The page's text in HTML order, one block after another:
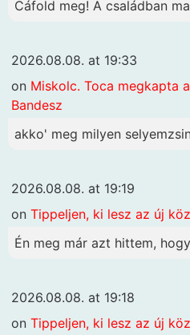
Cáfold meg! A családban
2026.08.08. at 19:33
on Miskolc. Toca megkapta
Bandesz
akko' meg milyen
2026.08.08. at 19:19
on Tippeljen, ki lesz az új
Én meg már azt hittem,
2026.08.08. at 19:18
on Tippeljen, ki lesz az új